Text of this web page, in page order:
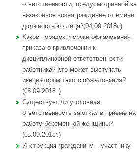
ответственности, предусмотренной за
незаконное вознаграждение от имени
должностного лица?(04.09.2018г.)
Каков порядок и сроки обжалования
приказа о привлечении к
дисциплинарной ответственности
работника? Кто может выступать
инициатором такого обжалования?
(05.09.2018г.)
Существует ли уголовная
ответственность за отказ в приеме на
работу беременной женщины?
(05.09.2018г.)
Инструкция гражданину – участнику